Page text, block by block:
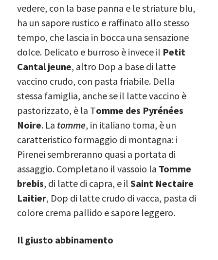
vedere, con la base panna e le striature blu,
ha un sapore rustico e raffinato allo stesso
tempo, che lascia in bocca una sensazione
dolce. Delicato e burroso è invece il Petit
Cantal jeune, altro Dop a base di latte
vaccino crudo, con pasta friabile. Della
stessa famiglia, anche se il latte vaccino è
pastorizzato, è la Tomme des Pyrénées
Noire. La tomme, in italiano toma, è un
caratteristico formaggio di montagna: i
Pirenei sembreranno quasi a portata di
assaggio. Completano il vassoio la Tomme
brebis, di latte di capra, e il Saint Nectaire
Laitier, Dop di latte crudo di vacca, pasta di
colore crema pallido e sapore leggero.
Il giusto abbinamento